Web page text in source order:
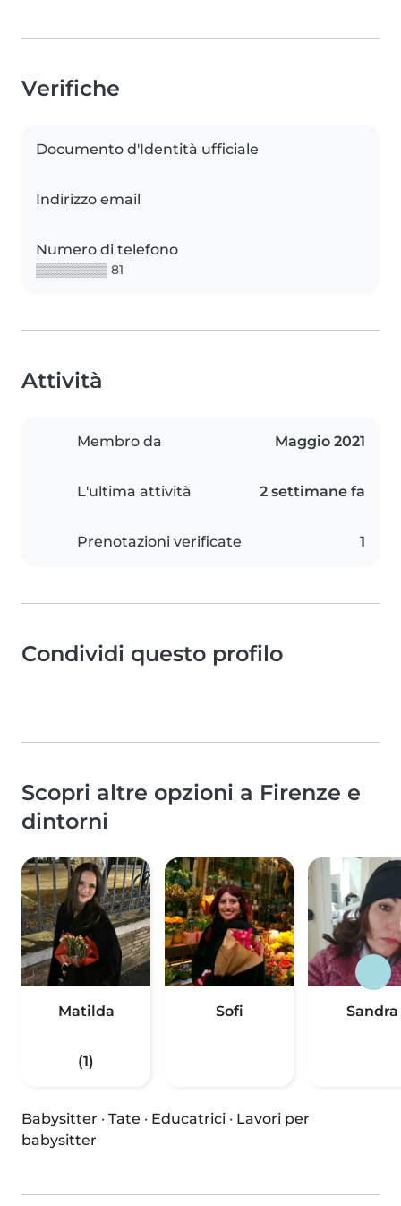
Verifiche
Documento d'Identità ufficiale
Indirizzo email
Numero di telefono
▒▒▒▒▒▒▒▒ 81
Attività
Membro da Maggio 2021
L'ultima attività 2 settimane fa
Prenotazioni verificate 1
Condividi questo profilo
Scopri altre opzioni a Firenze e
dintorni
Matilda
(1)
Sofi Sandra
Babysitter · Tate · Educatrici · Lavori per
babysitter